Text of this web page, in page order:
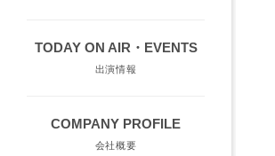
TODAY ON AIR・EVENTS
出演情報
COMPANY PROFILE
会社概要